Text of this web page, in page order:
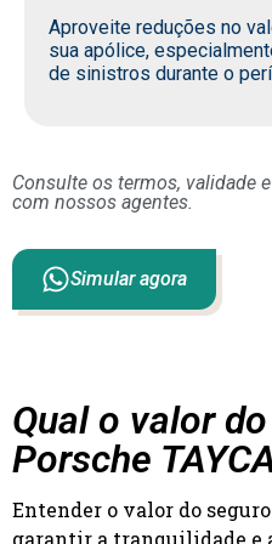
Aproveite reduções no
sua apólice,
de sinistros durante o
Consulte os termos, validade
com nossos agentes.
Simular agora
Qual o valor
Porsche
Entender o valor do
garantir a tranquilidade e